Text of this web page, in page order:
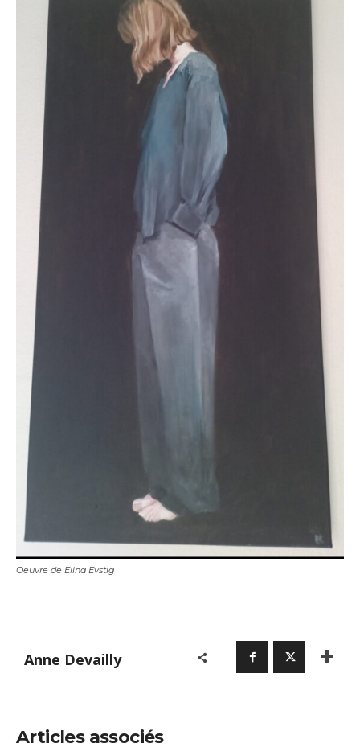
Statut / Organisation
Oeuvre de Elina Evstig
Anne Devailly
Articles associés